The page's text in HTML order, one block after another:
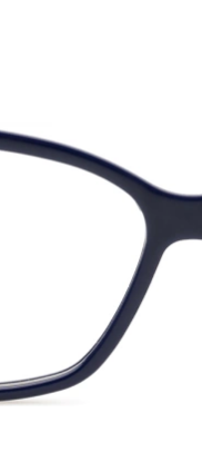
Glasbreedte